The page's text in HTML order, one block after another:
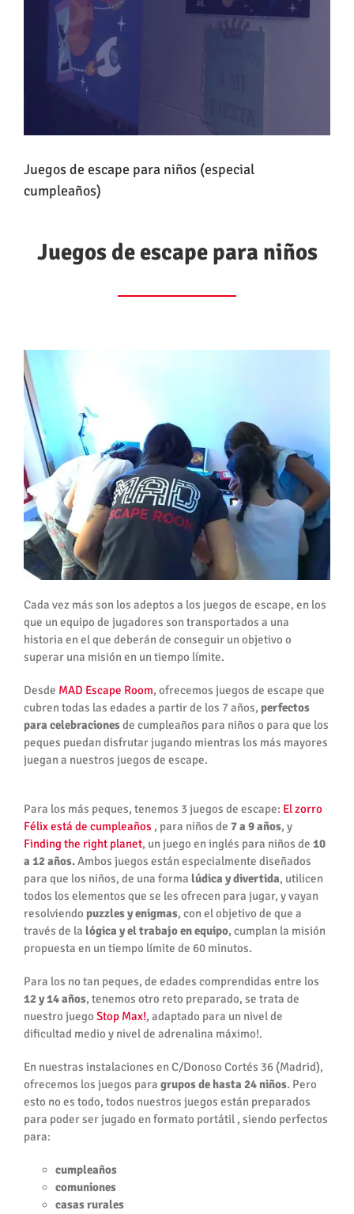
Juegos de escape para niños (especial
cumpleaños)
Juegos de escape para niños
Cada vez más son los adeptos a los juegos de escape, en los
que un equipo de jugadores son transportados a una
historia en el que deberán de conseguir un objetivo o
superar una misión en un tiempo límite.
Desde MAD Escape Room, ofrecemos juegos de escape que
cubren todas las edades a partir de los 7 años, perfectos
para celebracionesde cumpleaños para niños o para que los
peques puedan disfrutar jugando mientras los más mayores
juegan a nuestros juegos de escape.
Para los más peques, tenemos 3 juegos de escape: El zorro
Félix está de cumpleaños , para niños de 7 a 9 años, y
Finding the right planet, un juego en inglés para niños de 10
a 12 años.Ambos juegos están especialmente diseñados
para que los niños, de una forma lúdica y divertida, utilicen
todos los elementos que se les ofrecen para jugar, y vayan
resolviendo puzzles y enigmas, con el objetivo de que a
través de la lógica y el trabajo en equipo, cumplan la misión
propuesta en un tiempo límite de 60 minutos.
Para los no tan peques, de edades comprendidas entre los
12 y 14 años, tenemos otro reto preparado, se trata de
nuestro juego Stop Max!, adaptado para un nivel de
dificultad medio y nivel de adrenalina máximo!.
En nuestras instalaciones en C/Donoso Cortés 36 (Madrid),
ofrecemos los juegos para grupos de hasta 24 niños. Pero
esto no es todo, todos nuestros juegos están preparados
para poder ser jugado en formato portátil , siendo perfectos
para:
cumpleaños
comuniones
casas rurales